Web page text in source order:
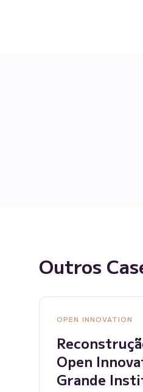
Outros
OPEN INNOVATION
Open
Grande